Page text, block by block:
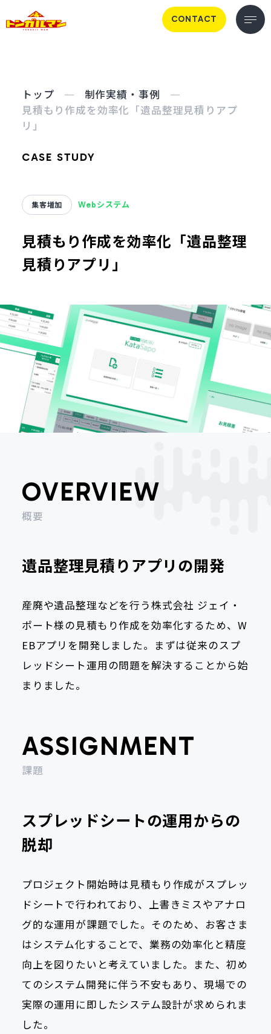
CONTACT
トップ
制作実績・事例
見積もり作成を効率化「遺品整理見積りアプ
リ」
CASE STUDY
集客増加 Webシステム
見積もり作成を効率化「遺品整理
見積りアプリ」
OVERVIEW
概要
遺品整理見積りアプリの開発
産廃や遺品整理などを行う株式会社 ジェイ・
ポート様の見積もり作成を効率化するため、W
EBアプリを開発しました。まずは従来のスプ
レッドシート運用の問題を解決することから始
まりました。
ASSIGNMENT
課題
スプレッドシートの運用からの
脱却
プロジェクト開始時は見積もり作成がスプレッ
ドシートで行われており、上書きミスやアナロ
グ的な運用が課題でした。そのため、お客さま
はシステム化することで、業務の効率化と精度
向上を図りたいと考えていました。また、初め
てのシステム開発に伴う不安もあり、現場での
実際の運用に即したシステム設計が求められま
した。